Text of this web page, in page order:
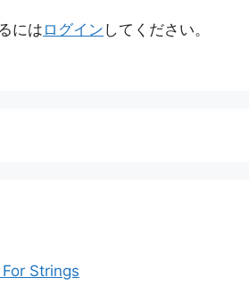
には ログイン してください。
Strings